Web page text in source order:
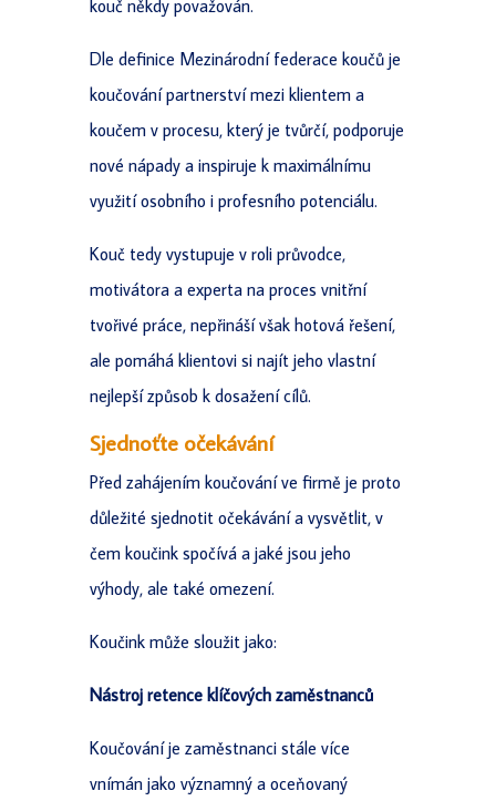
kouč někdy považován.
Dle definice Mezinárodní federace koučů je
koučování partnerství mezi klientem a
koučem v procesu, který je tvůrčí, podporuje
nové nápady a inspiruje k maximálnímu
využití osobního i profesního potenciálu.
Kouč tedy vystupuje v roli průvodce,
motivátora a experta na proces vnitřní
tvořivé práce, nepřináší však hotová řešení,
ale pomáhá klientovi si najít jeho vlastní
nejlepší způsob k dosažení cílů.
Sjednoťte očekávání
Před zahájením koučování ve firmě je proto
důležité sjednotit očekávání a vysvětlit, v
čem koučink spočívá a jaké jsou jeho
výhody, ale také omezení.
Koučink může sloužit jako:
Nástroj retence klíčových zaměstnanců
Koučování je zaměstnanci stále více
vnímán jako významný a oceňovaný